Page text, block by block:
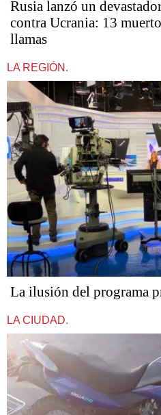
Rusia lanzó un
contra Ucrania: 13
llamas
LA REGIÓN.
La ilusión del programa
LA CIUDAD.